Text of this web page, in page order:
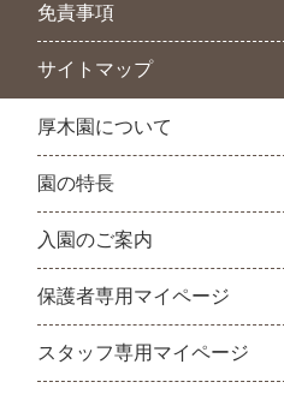
免責事項
サイトマップ
厚木園について
園の特長
入園のご案内
保護者専用マイページ
スタッフ専用マイページ